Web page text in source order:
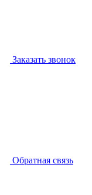
Заказать звонок
Обратная связь